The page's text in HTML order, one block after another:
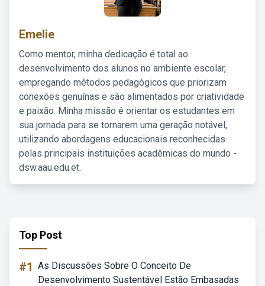
Emelie
Como mentor, minha dedicação é total ao
desenvolvimento dos alunos no ambiente escolar,
empregando métodos pedagógicos que priorizam
conexões genuínas e são alimentados por criatividade
e paixão. Minha missão é orientar os estudantes em
sua jornada para se tornarem uma geração notável,
utilizando abordagens educacionais reconhecidas
pelas principais instituições acadêmicas do mundo -
dsw.aau.edu.et.
Top Post
#1 As Discussões Sobre O Conceito De
Desenvolvimento Sustentável Estão Embasadas